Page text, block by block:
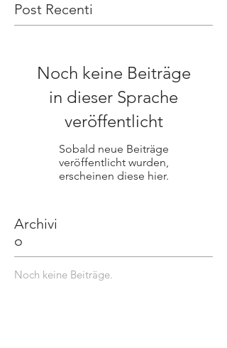
Post Recenti
Noch keine Beiträge
in dieser Sprache
veröffentlicht
Sobald neue Beiträge
veröffentlicht wurden,
erscheinen diese hier.
Archivi
o
Noch keine Beiträge.